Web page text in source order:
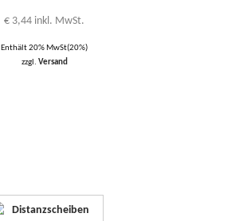
€ 3,44 inkl. MwSt.
Enthält 20% MwSt(20%)
zzgl. Versand